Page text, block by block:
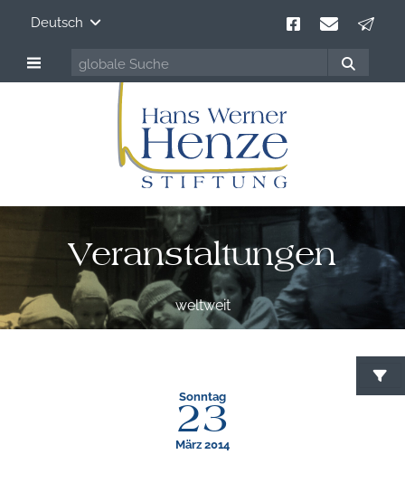
Deutsch
Veranstaltungen
weltweit
Sonntag
23
März 2014